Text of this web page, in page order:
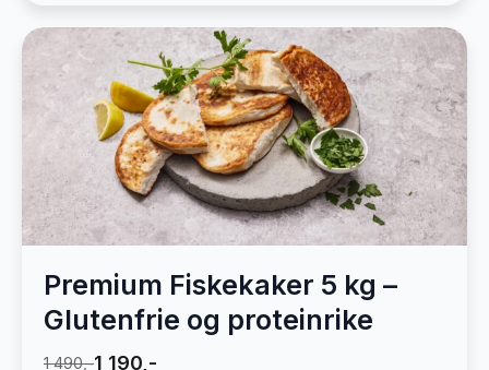
Premium Fiskekaker 5 kg –
Glutenfrie og proteinrike
1 490,-1 190,-